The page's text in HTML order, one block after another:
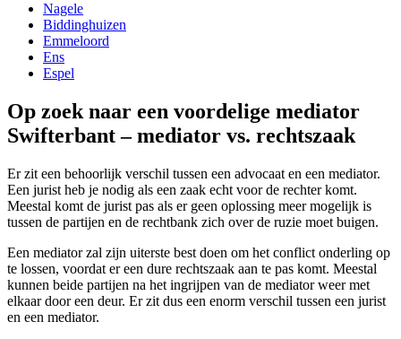
Nagele
Biddinghuizen
Emmeloord
Ens
Espel
Op zoek naar een voordelige mediator
Swifterbant – mediator vs. rechtszaak
Er zit een behoorlijk verschil tussen een advocaat en een mediator.
Een jurist heb je nodig als een zaak echt voor de rechter komt.
Meestal komt de jurist pas als er geen oplossing meer mogelijk is
tussen de partijen en de rechtbank zich over de ruzie moet buigen.
Een mediator zal zijn uiterste best doen om het conflict onderling op
te lossen, voordat er een dure rechtszaak aan te pas komt. Meestal
kunnen beide partijen na het ingrijpen van de mediator weer met
elkaar door een deur. Er zit dus een enorm verschil tussen een jurist
en een mediator.